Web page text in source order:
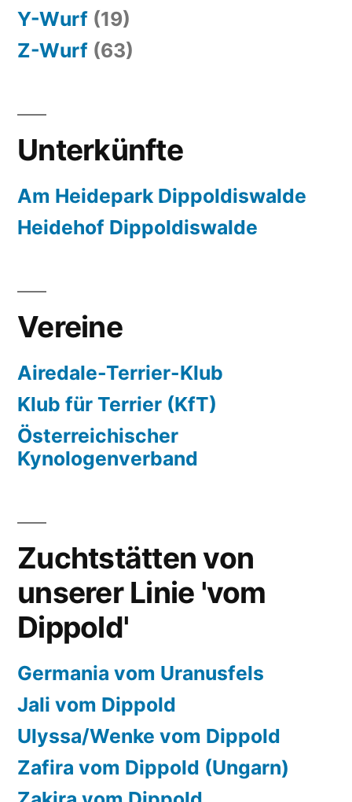
Y-Wurf (19)
Z-Wurf (63)
Unterkünfte
Am Heidepark Dippoldiswalde
Heidehof Dippoldiswalde
Vereine
Airedale-Terrier-Klub
Klub für Terrier (KfT)
Österreichischer
Kynologenverband
Zuchtstätten von
unserer Linie 'vom
Dippold'
Germania vom Uranusfels
Jali vom Dippold
Ulyssa/Wenke vom Dippold
Zafira vom Dippold (Ungarn)